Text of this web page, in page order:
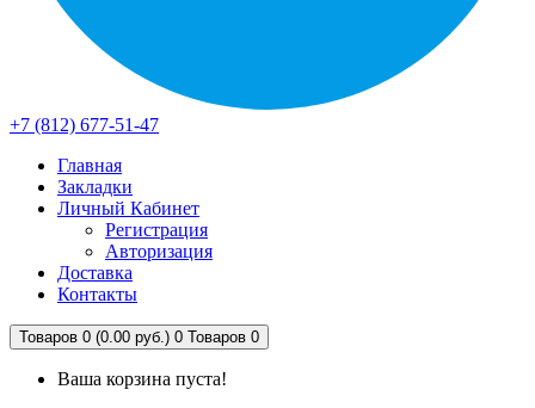
+7 (812) 677-51-47
Главная
Закладки
Личный Кабинет
Регистрация
Авторизация
Доставка
Контакты
Товаров 0 (0.00 руб.) 0 Товаров 0
Ваша корзина пуста!